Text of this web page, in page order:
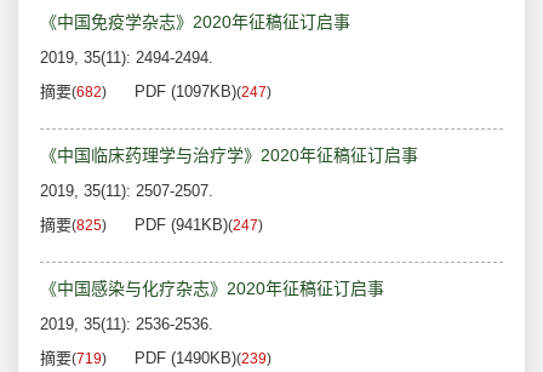
《中国免疫学杂志》2020年征稿征订启事
2019, 35(11): 2494-2494.
摘要(682) PDF (1097KB)(247)
《中国临床药理学与治疗学》2020年征稿征订启事
2019, 35(11): 2507-2507.
摘要(825) PDF (941KB)(247)
《中国感染与化疗杂志》2020年征稿征订启事
2019, 35(11): 2536-2536.
摘要(719) PDF (1490KB)(239)